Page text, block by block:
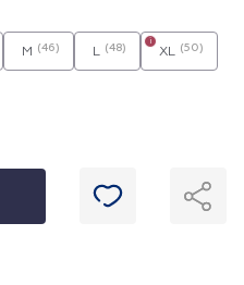
M (46) L (48) XL (50)
i